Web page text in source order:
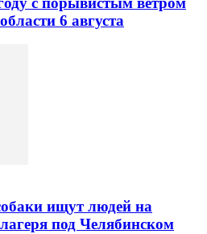
6 августа
ищут людей на
под Челябинском